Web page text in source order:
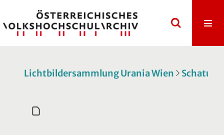
Lichtbildersammlung Urania Wien